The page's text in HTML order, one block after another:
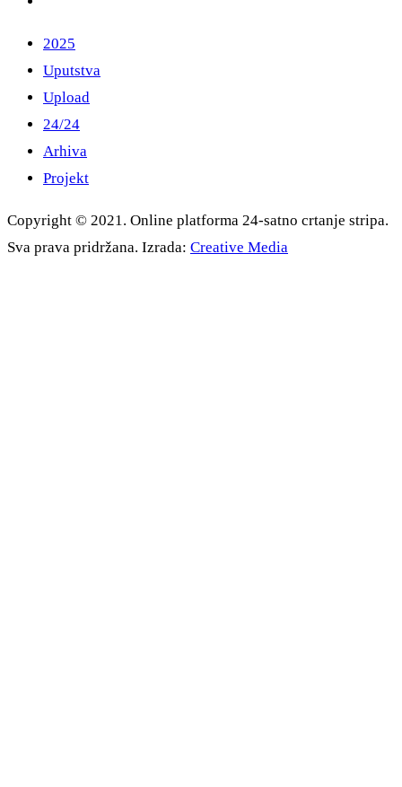
2025
Uputstva
Upload
24/24
Arhiva
Projekt
Copyright © 2021. Online platforma 24-satno crtanje stripa.
Sva prava pridržana. Izrada: Creative Media